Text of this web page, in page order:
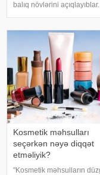
balıq növlərini açıqlayıblar.
görünür. xarici mediaya
xəbər verir ki,
Kosmetik məhsulları
seçərkən nəyə diqqət
etməliyik?
"Kosmetik məhsulların